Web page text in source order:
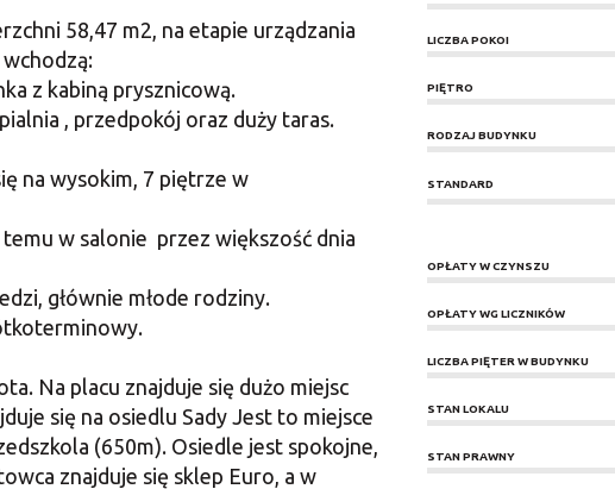
58,47 m2, na etapie urządzania
z kabiną prysznicową.
, przedpokój oraz duży taras.
na wysokim, 7 piętrze w
w salonie przez większość dnia
głównie młode rodziny.
Na placu znajduje się dużo miejsc
się na osiedlu Sady Jest to miejsce
(650m). Osiedle jest spokojne,
znajduje się sklep Euro, a w
LICZBA POKOI
PIĘTRO
RODZAJ BUDYNKU
STANDARD
OPŁATY W CZYNSZU
OPŁATY WG LICZNIKÓW
LICZBA PIĘTER W BUDYNKU
STAN LOKALU
STAN PRAWNY